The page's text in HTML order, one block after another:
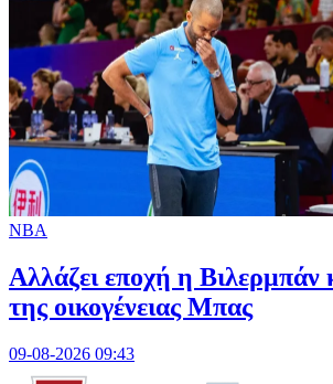
NBA
Aλλάζει εποχή η Βιλερμπάν
της οικογένειας Μπας
09-08-2026 09:43